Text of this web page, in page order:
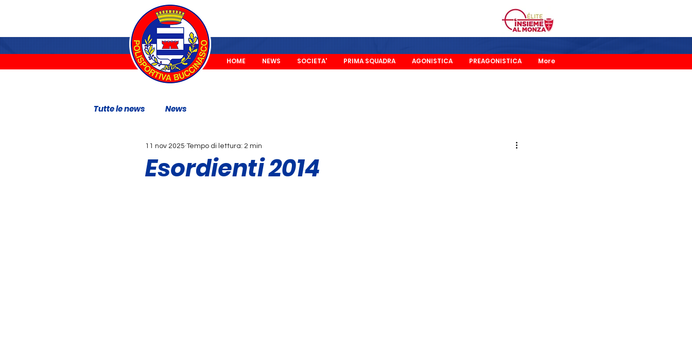
HOME NEWS SOCIETA' PRIMA SQUADRA AGONISTICA PREAGONISTICA More
Tutte le news News
Esordienti 2014
11 nov 2025 Tempo di lettura: 2 min